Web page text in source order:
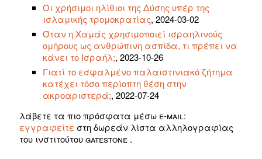
Οι χρήσιμοι ηλίθιοι της Δύσης υπέρ της
ισλαμικής τρομοκρατίας, 2024-03-02
Όταν η Χαμάς χρησιμοποιεί ισραηλινούς
ομήρους ως ανθρώπινη ασπίδα, τι πρέπει να
κάνει το Ισραήλ;, 2023-10-26
Γιατί το εσφαλμένο παλαιστινιακό ζήτημα
κατέχει τόσο περίοπτη θέση στην
ακροαριστερά;, 2022-07-24
λάβετε τα πιο πρόσφατα μέσω e-mail:
εγγραφείτε στη δωρεάν λίστα αλληλογραφίας
του ινστιτούτου gatestone .